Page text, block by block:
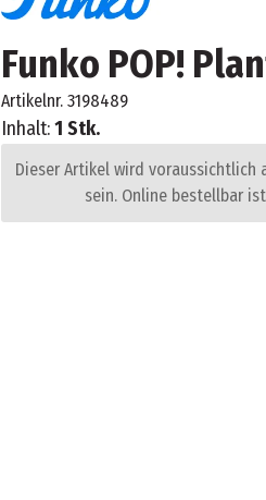
Funko POP!
Artikelnr. 3198489
Inhalt:1 Stk.
Dieser Artikel wird voraussichtlich
sein. Online bestellbar